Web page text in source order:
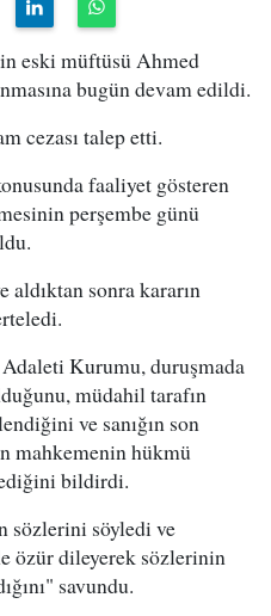
eski müftüsü Ahmed
bugün devam edildi.
cezası talep etti.
faaliyet gösteren
perşembe günü
aldıktan sonra kararın
Kurumu, duruşmada
müdahil tarafın
ve sanığın son
mahkemenin hükmü
bildirdi.
sözlerini söyledi ve
özür dileyerek sözlerinin
savundu.